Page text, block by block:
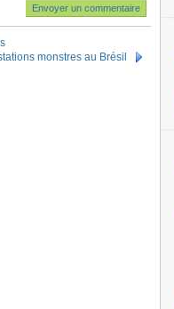
monstres au Brésil